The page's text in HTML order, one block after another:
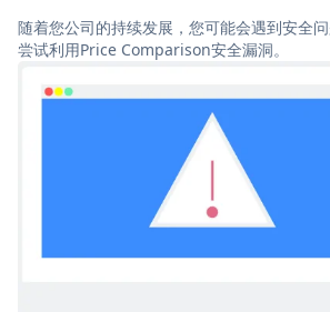
随着您公司的持续发展，您可能会遇到安全
尝试利用Price Comparison安全漏洞。